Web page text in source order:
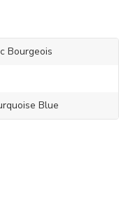
Bourgeois
Blue